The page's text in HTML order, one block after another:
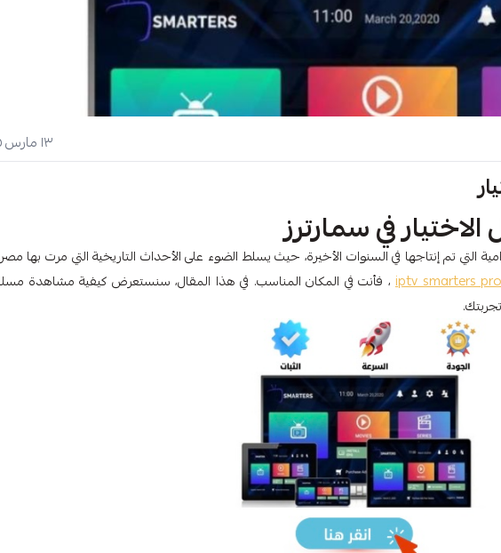
١٣ مارس ٢٠٢٥
في سمارترز
التي تم إنتاجها في السنوات الأخيرة، حيث يسلط الضوء على الأحداث التاريخية التي مرت بها
iptv smarters pro ، فأنت في المكان المناسب. في هذا المقال، سنستعرض كيفية مشاهدة